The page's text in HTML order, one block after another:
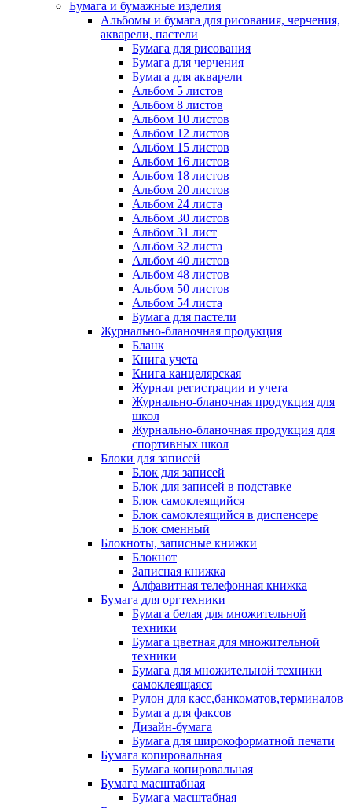
Бумага и бумажные изделия
Альбомы и бумага для рисования, черчения,
акварели, пастели
Бумага для рисования
Бумага для черчения
Бумага для акварели
Альбом 5 листов
Альбом 8 листов
Альбом 10 листов
Альбом 12 листов
Альбом 15 листов
Альбом 16 листов
Альбом 18 листов
Альбом 20 листов
Альбом 24 листа
Альбом 30 листов
Альбом 31 лист
Альбом 32 листа
Альбом 40 листов
Альбом 48 листов
Альбом 50 листов
Альбом 54 листа
Бумага для пастели
Журнально-бланочная продукция
Бланк
Книга учета
Книга канцелярская
Журнал регистрации и учета
Журнально-бланочная продукция для
школ
Журнально-бланочная продукция для
спортивных школ
Блоки для записей
Блок для записей
Блок для записей в подставке
Блок самоклеящийся
Блок самоклеящийся в диспенсере
Блок сменный
Блокноты, записные книжки
Блокнот
Записная книжка
Алфавитная телефонная книжка
Бумага для оргтехники
Бумага белая для множительной
техники
Бумага цветная для множительной
техники
Бумага для множительной техники
самоклеящаяся
Рулон для касс,банкоматов,терминалов
Бумага для факсов
Дизайн-бумага
Бумага для широкоформатной печати
Бумага копировальная
Бумага копировальная
Бумага масштабная
Бумага масштабная